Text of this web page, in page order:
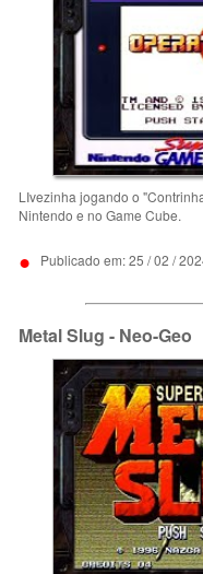
LIvezinha jogando o
Nintendo e no Game Cube.
• Publicado em: 25 / 02 /
Metal Slug - Neo-Geo